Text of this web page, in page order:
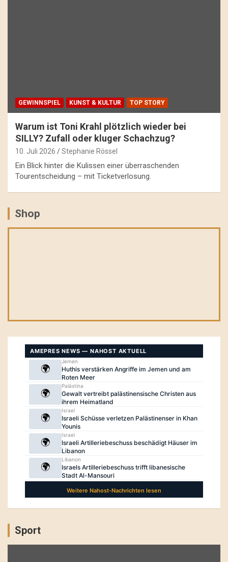
GEWINNSPIEL KUNST & KULTUR TOP STORY
Warum ist Toni Krahl plötzlich wieder bei
SILLY? Zufall oder kluger Schachzug?
10. Juli 2026 Stephanie Rössel
Ein Blick hinter die Kulissen einer überraschenden
Tourentscheidung – mit Ticketverlosung.
Shop
Sport